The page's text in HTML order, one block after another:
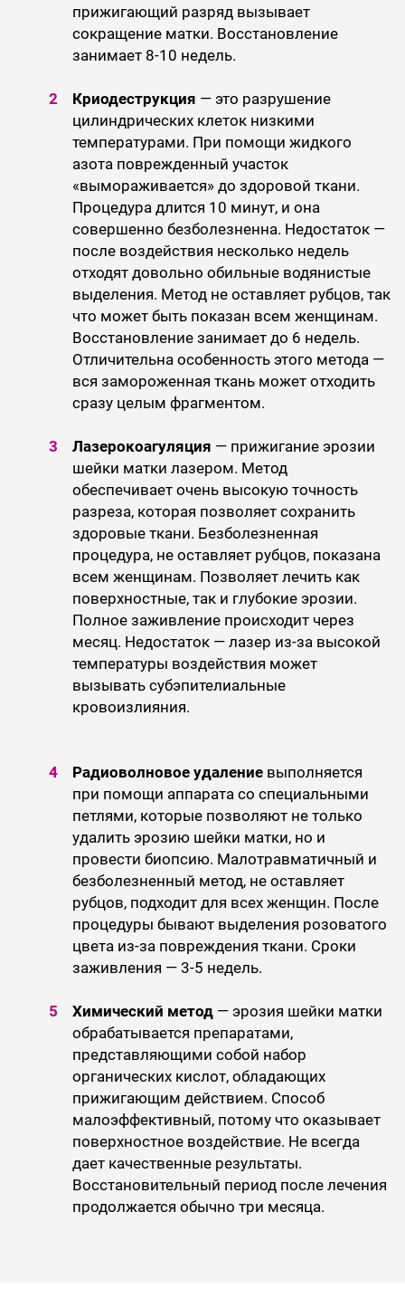
прижигающий разряд вызывает
сокращение матки. Восстановление
занимает 8-10 недель.
Криодеструкция — это разрушение
цилиндрических клеток низкими
температурами. При помощи жидкого
азота поврежденный участок
«вымораживается» до здоровой ткани.
Процедура длится 10 минут, и она
совершенно безболезненна. Недостаток —
после воздействия несколько недель
отходят довольно обильные водянистые
выделения. Метод не оставляет рубцов, так
что может быть показан всем женщинам.
Восстановление занимает до 6 недель.
Отличительна особенность этого метода —
вся замороженная ткань может отходить
сразу целым фрагментом.
Лазерокоагуляция — прижигание эрозии
шейки матки лазером. Метод
обеспечивает очень высокую точность
разреза, которая позволяет сохранить
здоровые ткани. Безболезненная
процедура, не оставляет рубцов, показана
всем женщинам. Позволяет лечить как
поверхностные, так и глубокие эрозии.
Полное заживление происходит через
месяц. Недостаток — лазер из-за высокой
температуры воздействия может
вызывать субэпителиальные
кровоизлияния.
Радиоволновое удаление выполняется
при помощи аппарата со специальными
петлями, которые позволяют не только
удалить эрозию шейки матки, но и
провести биопсию. Малотравматичный и
безболезненный метод, не оставляет
рубцов, подходит для всех женщин. После
процедуры бывают выделения розоватого
цвета из-за повреждения ткани. Сроки
заживления — 3-5 недель.
Химический метод — эрозия шейки матки
обрабатывается препаратами,
представляющими собой набор
органических кислот, обладающих
прижигающим действием. Способ
малоэффективный, потому что оказывает
поверхностное воздействие. Не всегда
дает качественные результаты.
Восстановительный период после лечения
продолжается обычно три месяца.